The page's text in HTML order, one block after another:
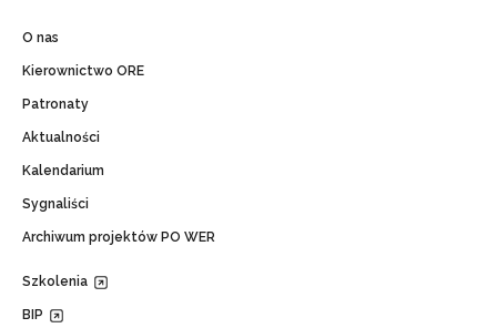
O nas
Kierownictwo ORE
Patronaty
Aktualności
Kalendarium
Sygnaliści
Archiwum projektów PO WER
Szkolenia
BIP